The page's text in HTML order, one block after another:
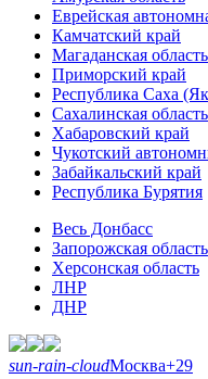
Еврейская
Камчатский край
Магаданская область
Приморский край
Республика Саха
Сахалинская область
Хабаровский край
Чукотский
Забайкальский край
Республика Бурятия
Весь Донбасс
Запорожская область
Херсонская область
ЛНР
ДНР
sun-rain-cloudМосква+29